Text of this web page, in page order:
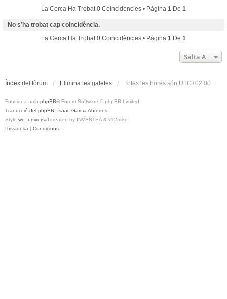
La Cerca Ha Trobat 0 Coincidències • Pàgina 1 De 1
No s’ha trobat cap coincidència.
La Cerca Ha Trobat 0 Coincidències • Pàgina 1 De 1
Salta A
Índex del fòrum Elimina les galetes Totes les hores són UTC+02:00
Funciona amb phpBB® Forum Software © phpBB Limited
Traducció del phpBB: Isaac Garcia Abrodos
Style we_universal created by INVENTEA & v12mike
Privadesa | Condicions